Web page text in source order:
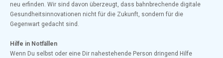
neu erfinden. Wir sind davon überzeugt, dass bahnbrechende digitale
Gesundheitsinnovationen nicht für die Zukunft, sondern für die
Gegenwart gedacht sind.
Hilfe in Notfällen
Wenn Du selbst oder eine Dir nahestehende Person dringend Hilfe